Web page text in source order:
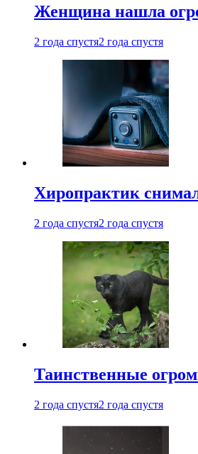
Женщина нашла
2 года спустя2 года спустя
Хиропрактик
2 года спустя2 года спустя
Таинственные
2 года спустя2 года спустя